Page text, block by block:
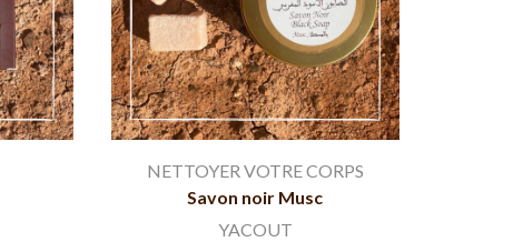
NETTOYER VOTRE CORPS
Savon noir Musc
YACOUT